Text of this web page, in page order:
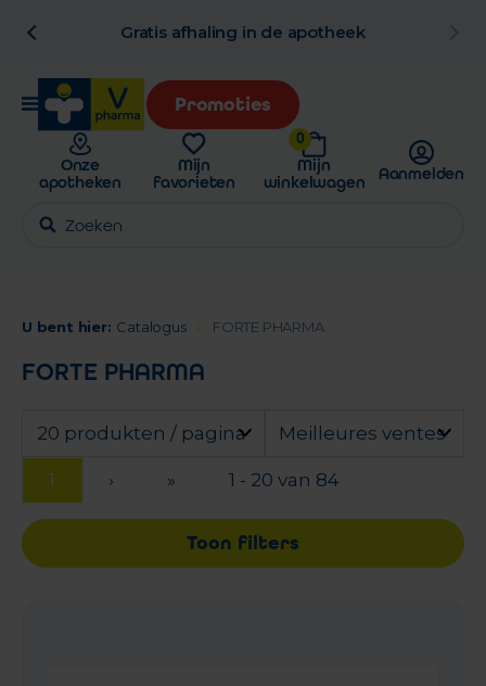
Gratis afhaling in de apotheek
Promoties
Onze
apotheken
Mijn
favorieten
0
Mijn
winkelwagen
Aanmelden
U bent hier: Catalogus FORTE PHARMA
FORTE PHARMA
20 produkten / pagina Meilleures ventes
1 › » 1 - 20 van 84
Toon filters